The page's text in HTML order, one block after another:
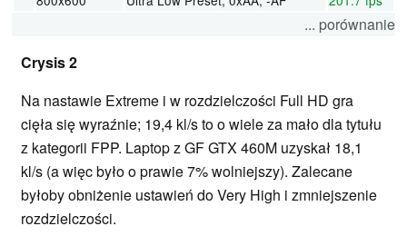
... porównanie
Crysis 2
Na nastawie Extreme i w rozdzielczości Full HD gra
cięła się wyraźnie; 19,4 kl/s to o wiele za mało dla tytułu
z kategorii FPP. Laptop z GF GTX 460M uzyskał 18,1
kl/s (a więc było o prawie 7% wolniejszy). Zalecane
byłoby obniżenie ustawień do Very High i zmniejszenie
rozdzielczości.